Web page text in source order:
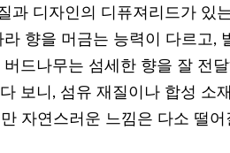
과 디자인의 디퓨져리드가 있
향을 머금는 능력이 다르고,
드나무는 섬세한 향을 잘 전
보니, 섬유 재질이나 합성 소
자연스러운 느낌은 다소 떨